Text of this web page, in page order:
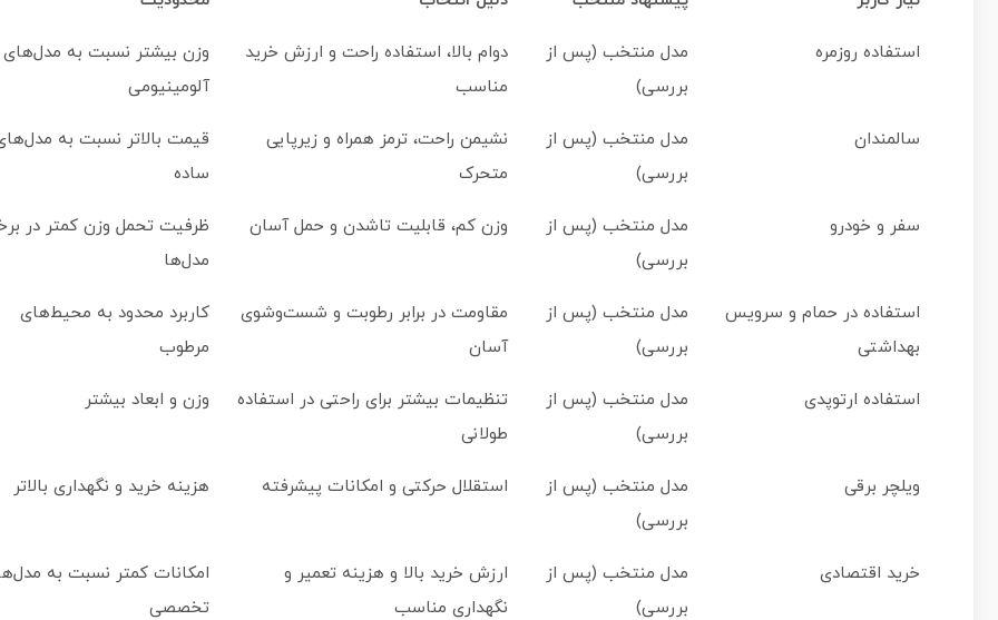
استفاده روزمره
مدل منتخب (پس از
بررسی)
دوام بالا، استفاده راحت و ارزش خرید
مناسب
وزن بیشتر نسبت به مدل‌های
آلومینیومی
سالمندان
مدل منتخب (پس از
بررسی)
نشیمن راحت، ترمز همراه و زیرپایی
متحرک
قیمت بالاتر نسبت به
ساده
سفر و خودرو
مدل منتخب (پس از
بررسی)
وزن کم، قابلیت تاشدن و حمل آسان
ظرفیت تحمل وزن کمتر در
مدل‌ها
استفاده در حمام و سرویس
بهداشتی
مدل منتخب (پس از
بررسی)
مقاومت در برابر رطوبت و شست‌وشوی
آسان
کاربرد محدود به محیط‌های
مرطوب
استفاده ارتوپدی
مدل منتخب (پس از
بررسی)
تنظیمات بیشتر برای راحتی در استفاده
طولانی
وزن و ابعاد بیشتر
ویلچر برقی
مدل منتخب (پس از
بررسی)
استقلال حرکتی و امکانات پیشرفته هزینه خرید و نگهداری بالاتر
خرید اقتصادی
مدل منتخب (پس از
بررسی)
ارزش خرید بالا و هزینه تعمیر و
نگهداری مناسب
امکانات کمتر نسبت به
تخصصی